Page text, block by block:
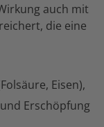
auch mit
die eine
Eisen),
und Erschöpfung